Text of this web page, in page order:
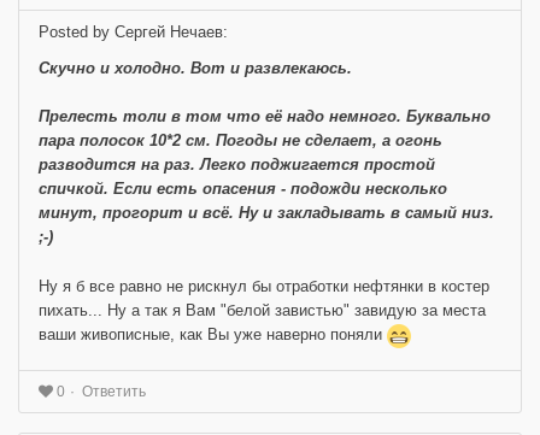
Posted by Сергей Нечаев:
Скучно и холодно. Вот и развлекаюсь.
Прелесть толи в том что её надо немного. Буквально
пара полосок 10*2 см. Погоды не сделает, а огонь
разводится на раз. Легко поджигается простой
спичкой. Если есть опасения - подожди несколько
минут, прогорит и всё. Ну и закладывать в самый низ.
;-)
Ну я б все равно не рискнул бы отработки нефтянки в костер
пихать... Ну а так я Вам "белой завистью" завидую за места
ваши живописные, как Вы уже наверно поняли
0 Ответить